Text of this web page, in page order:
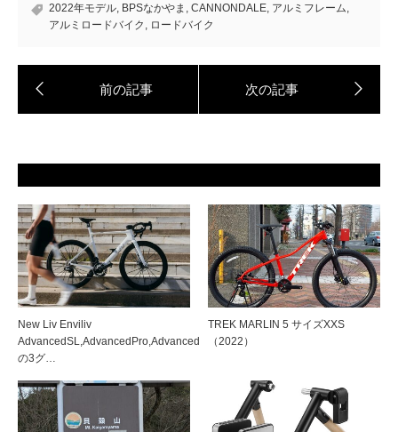
2022年モデル BPSなかやま CANNONDALE アルミフレーム
アルミロードバイク
ロードバイク
New Liv Enviliv
AdvancedSL,AdvancedPro,Advanced
の3グ…
TREK MARLIN 5 サイズXXS
（2022）